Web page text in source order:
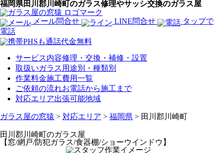
福岡県田川郡川崎町のガラス修理やサッシ交換のガラス屋
メール問合せ LINE問合せ
タップで
電話
サービス内容修理・交換・補修・設置
取扱いガラス 用途別・種類別
作業料金施工費用一覧
ご依頼の流れお電話から施工まで
対応エリア出張可能地域
ガラス屋の窓猿 > 対応エリア > 福岡県 > 田川郡川崎町
田川郡川崎町のガラス屋
【窓/網戸/防犯ガラス/食器棚/ショーウインドウ】